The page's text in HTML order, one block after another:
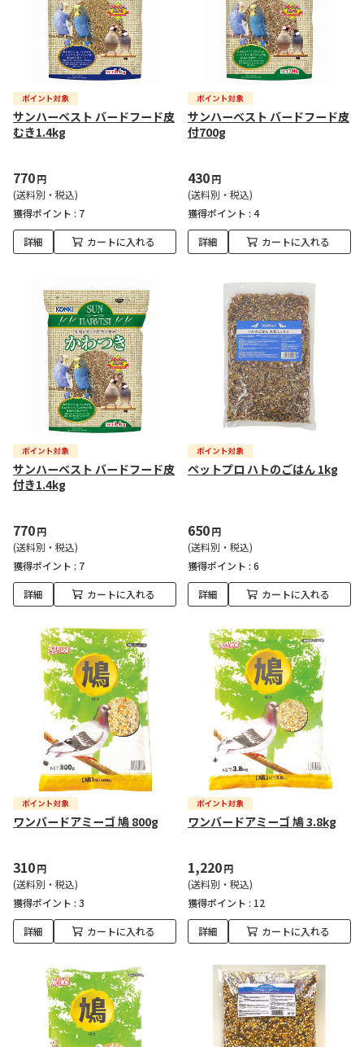
サンハーベスト バードフード皮
むき1.4kg
770円
(送料別・税込)
獲得ポイント : 7
詳細 カートに入れる
サンハーベスト バードフード皮
付700g
430円
(送料別・税込)
獲得ポイント : 4
詳細 カートに入れる
サンハーベスト バードフード皮
付き1.4kg
770円
(送料別・税込)
獲得ポイント : 7
詳細 カートに入れる
ペットプロ ハトのごはん 1kg
650円
(送料別・税込)
獲得ポイント : 6
詳細 カートに入れる
ワンバードアミーゴ 鳩 800g
310円
(送料別・税込)
獲得ポイント : 3
詳細 カートに入れる
ワンバードアミーゴ 鳩 3.8kg
1,220円
(送料別・税込)
獲得ポイント : 12
詳細 カートに入れる